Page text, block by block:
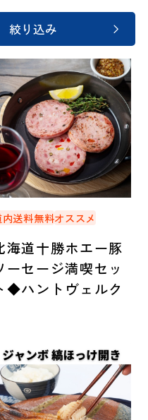
絞り込み
内送料無料オススメ
海道十勝ホエー豚
ーセージ満喫セッ
◆ハントヴェルク